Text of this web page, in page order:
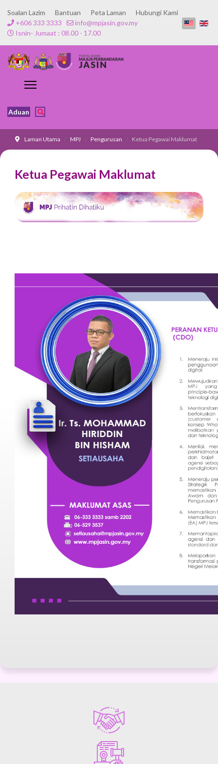
Soalan Lazim Bantuan Peta Laman
Hubungi Kami
+606 333 3333
info@mpjasin.gov.my
Isnin- Jumaat : 08.00 - 17.00
Aduan
Laman Utama MPJ Pengurusan Ketua Pegawai Maklumat
Ketua Pegawai Maklumat